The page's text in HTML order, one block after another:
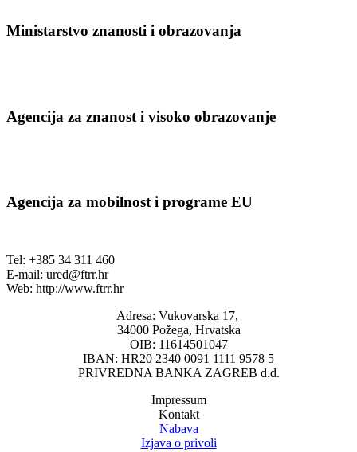
Ministarstvo znanosti i obrazovanja
Agencija za znanost i visoko obrazovanje
Agencija za mobilnost i programe EU
Tel: +385 34 311 460
E-mail: ured@ftrr.hr
Web: http://www.ftrr.hr
Adresa: Vukovarska 17,
34000 Požega, Hrvatska
OIB: 11614501047
IBAN: HR20 2340 0091 1111 9578 5
PRIVREDNA BANKA ZAGREB d.d.
Impressum
Kontakt
Nabava
Izjava o privoli